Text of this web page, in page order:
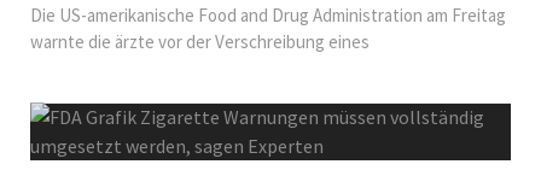
Die US-amerikanische Food and Drug Administration am Freitag
warnte die ärzte vor der Verschreibung eines